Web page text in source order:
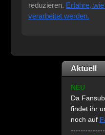
reduzieren. Erfahre,
verarbeitet werden.
Aktuell
NEU
Da
findet ihr
noch auf